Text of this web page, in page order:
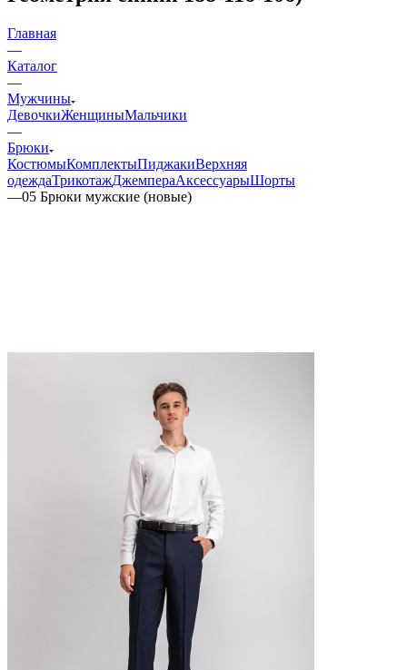
Главная
—
Каталог
—
Мужчины
ДевочкиЖенщиныМальчики
—
Брюки
КостюмыКомплектыПиджакиВерхняя
одеждаТрикотажДжемпераАксессуарыШорты
—05 Брюки мужские (новые)